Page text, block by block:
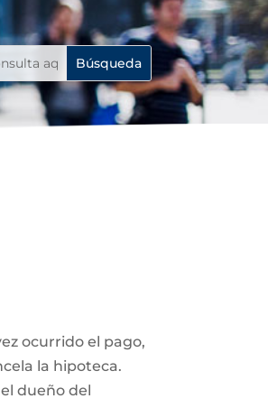
ocurrido el pago,
la hipoteca.
dueño del